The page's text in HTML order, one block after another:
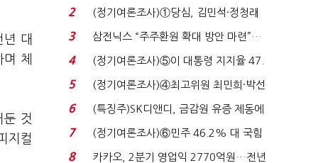
년 대
체
둔 것
지컬
청래 '초접전'...
2
(정기여론조사)①당심, 김민석·정청래
'초접전'…대통령 ...
3
삼전닉스 “주주환원 확대 방안 마련”…
로이터에 성명...
4
(정기여론조사)⑤이 대통령 지지율 47.
7%…일주일 만에 ...
5
(정기여론조사)④최고위원 최민희·박선
원 '양강'…서미...
6
(특징주)SK디앤디, 금감원 유증 제동에
장 초반 상한가...
7
(정기여론조사)⑥민주 46.2% 대 국힘
31.0%…오차범위 밖 ...
8
카카오, 2분기 영업익 2770억원…전년